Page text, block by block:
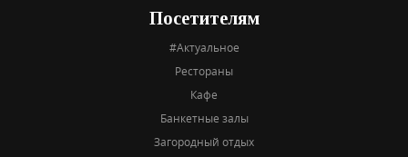
Посетителям
#Актуальное
Рестораны
Кафе
Банкетные залы
Загородный отдых